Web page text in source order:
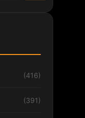
(416)
(391)